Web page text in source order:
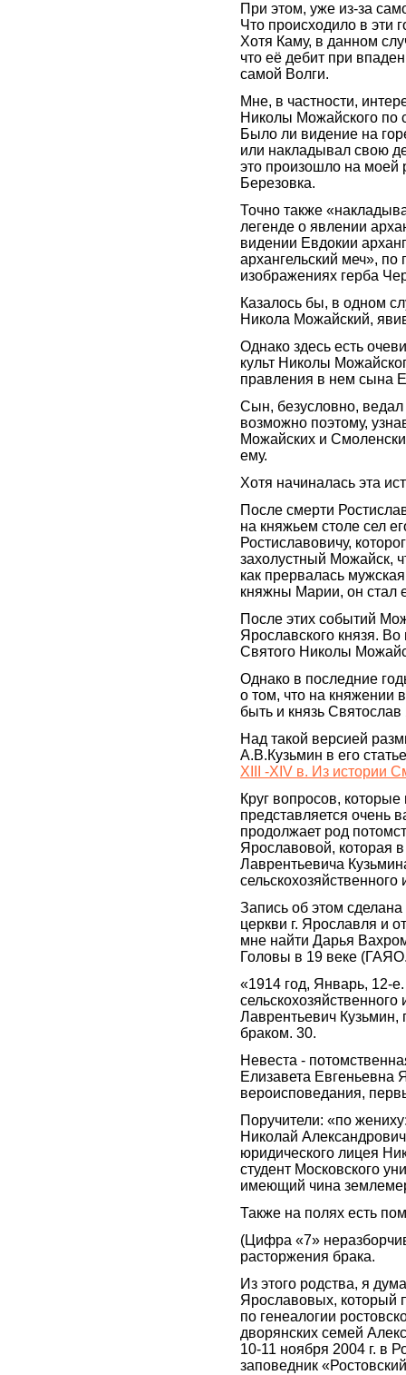
При этом, уже из-за
Что происходило в эти
Хотя Каму, в данном
что её дебит при
самой Волги.
Мне, в частности,
Николы Можайского по
Было ли видение на
или накладывал свою
это произошло на моей
Березовка.
Точно также
легенде о явлении
видении Евдокии
архангельский меч», по
изображениях герба
Казалось бы, в одном
Никола Можайский,
Однако здесь есть
культ Николы
правления в нем сына
Сын, безусловно,
возможно поэтому,
Можайских и
ему.
Хотя начиналась эта
После смерти
на княжьем столе сел
Ростиславовичу,
захолустный Можайск,
как прервалась
княжны Марии, он стал
После этих событий
Ярославского князя. Во
Святого Николы
Однако в последние
о том, что на княжении
быть и князь
Над такой версией
А.В.Кузьмин в его
XIII -XIV в. Из истории
Круг вопросов,
представляется очень
продолжает род
Ярославовой, которая
Лаврентьевича
сельскохозяйственного
Запись об этом
церкви г. Ярославля и
мне найти Дарья
Головы в 19 веке
«1914 год, Январь, 12-
сельскохозяйственного
Лаврентьевич
браком. 30.
Невеста -
Елизавета Евгеньевна
вероисповедания,
Поручители: «по
Николай
юридического лицея
студент Московского
имеющий чина
Также на полях есть
(Цифра «7»
расторжения брака.
Из этого родства, я
Ярославовых, который
по генеалогии
дворянских семей
10-11 ноября 2004 г. в
заповедник